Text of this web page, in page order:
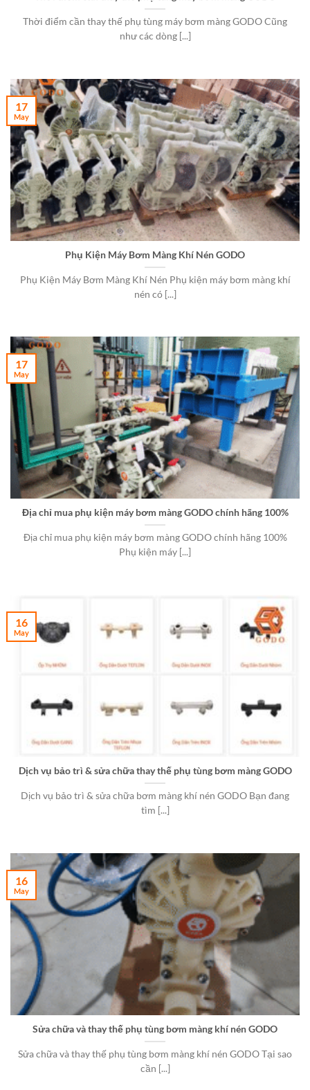
Thời điểm cần thay thế phụ tùng máy bơm màng GODO Cũng
như các dòng [...]
Phụ Kiện Máy Bơm Màng Khí Nén GODO
Phụ Kiện Máy Bơm Màng Khí Nén Phụ kiện máy bơm màng khí
nén có [...]
17
May
Địa chỉ mua phụ kiện máy bơm màng GODO chính hãng 100%
Địa chỉ mua phụ kiện máy bơm màng GODO chính hãng 100%
Phụ kiện máy [...]
17
May
Dịch vụ bảo trì & sửa chữa thay thế phụ tùng bơm màng GODO
Dịch vụ bảo trì & sửa chữa bơm màng khí nén GODO Bạn đang
tìm [...]
16
May
Sửa chữa và thay thế phụ tùng bơm màng khí nén GODO
Sửa chữa và thay thế phụ tùng bơm màng khí nén GODO Tại sao
cần [...]
16
May